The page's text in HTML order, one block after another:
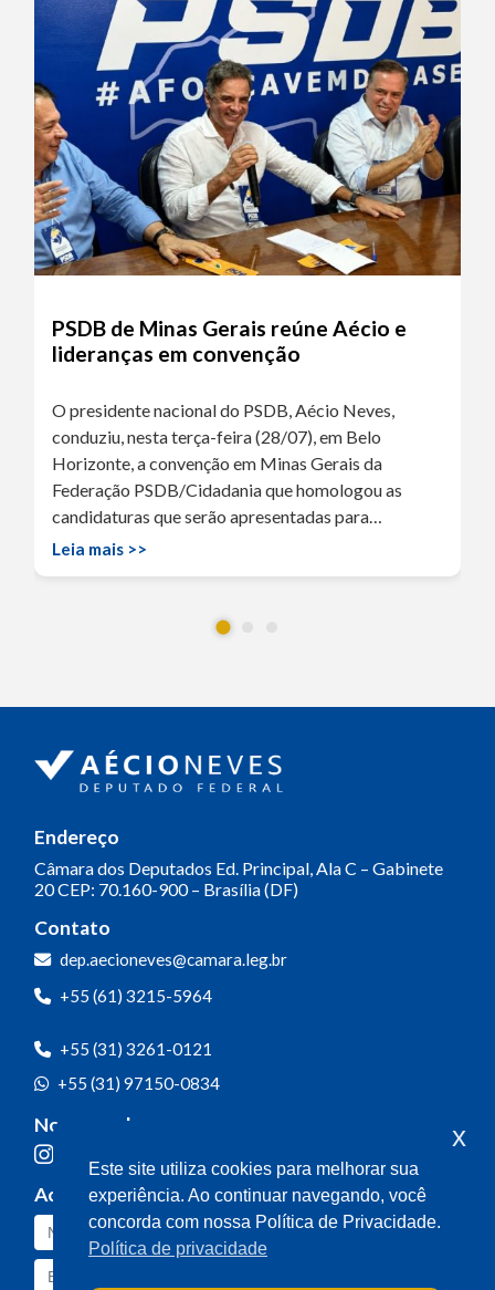
PSDB de Minas Gerais reúne Aécio e
lideranças em convenção
O presidente nacional do PSDB, Aécio Neves,
conduziu, nesta terça-feira (28/07), em Belo
Horizonte, a convenção em Minas Gerais da
Federação PSDB/Cidadania que homologou as
candidaturas que serão apresentadas para…
Leia mais >>
Endereço
Câmara dos Deputados Ed. Principal, Ala C – Gabinete
20CEP: 70.160-900 – Brasília (DF)
Contato
dep.aecioneves@camara.leg.br
+55 (61) 3215-5964
+55 (31) 3261-0121
+55 (31) 97150-0834
Nossas redes
Acompanhe o meu mandato
Este site utiliza cookies para melhorar sua
experiência. Ao continuar navegando, você
concorda com nossa Política de Privacidade.
Política de privacidade
x